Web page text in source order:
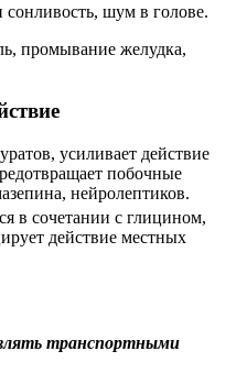
шум в голове.
промывание желудка,
усиливает действие
побочные
нейролептиков.
в сочетании с глицином,
действие местных
транспортными